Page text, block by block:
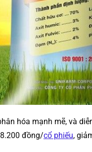
hóa mạnh mẽ, và
đồng/cổ phiếu,